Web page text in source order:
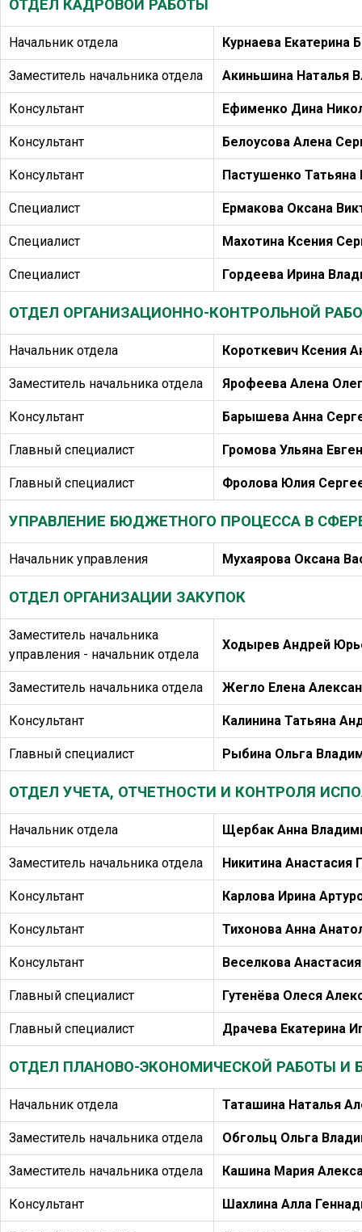
ОТДЕЛ КАДРОВОЙ РАБОТЫ
Начальник отдела Курнаева Екатерина
Заместитель начальника отдела Акиньшина Наталья
Консультант Ефименко Дина
Консультант Белоусова Алена
Консультант Пастушенко Татьяна
Специалист Ермакова Оксана
Специалист Махотина Ксения
Специалист Гордеева Ирина
ОТДЕЛ ОРГАНИЗАЦИОННО-КОНТРОЛЬНОЙ
Начальник отдела Короткевич Ксения
Заместитель начальника отдела Ярофеева Алена
Консультант Барышева Анна
Главный специалист Громова Ульяна
Главный специалист Фролова Юлия
УПРАВЛЕНИЕ БЮДЖЕТНОГО ПРОЦЕССА В
Начальник управления Мухаярова Оксана
ОТДЕЛ ОРГАНИЗАЦИИ ЗАКУПОК
Заместитель начальника
управления - начальник отдела
Ходырев Андрей
Заместитель начальника отдела Жегло Елена
Консультант Калинина Татьяна
Главный специалист Рыбина Ольга
ОТДЕЛ УЧЕТА, ОТЧЕТНОСТИ И КОНТРОЛЯ
Начальник отдела Щербак Анна
Заместитель начальника отдела Никитина Анастасия
Консультант Карлова Ирина
Консультант Тихонова Анна
Консультант Веселкова
Главный специалист Гутенёва Олеся
Главный специалист Драчева Екатерина
ОТДЕЛ ПЛАНОВО-ЭКОНОМИЧЕСКОЙ РАБОТЫ
Начальник отдела Таташина Наталья
Заместитель начальника отдела Обгольц Ольга
Заместитель начальника отдела Кашина Мария
Консультант Шахлина Алла